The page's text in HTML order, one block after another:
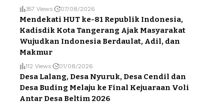
357 Views 07/08/2026
Mendekati HUT ke-81 Republik Indonesia,
Kadisdik Kota Tangerang Ajak Masyarakat
Wujudkan Indonesia Berdaulat, Adil, dan
Makmur
112 Views 01/08/2026
Desa Lalang, Desa Nyuruk, Desa Cendil dan
Desa Buding Melaju ke Final Kejuaraan Voli
Antar Desa Beltim 2026